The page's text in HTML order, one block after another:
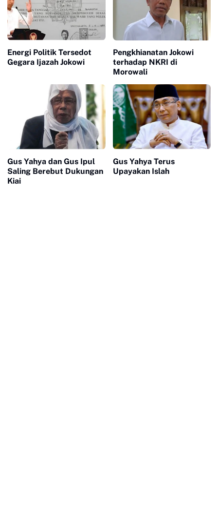
Energi Politik Tersedot
Gegara Ijazah Jokowi
Pengkhianatan Jokowi
terhadap NKRI di
Morowali
Gus Yahya dan Gus Ipul
Saling Berebut Dukungan
Kiai
Gus Yahya Terus
Upayakan Islah